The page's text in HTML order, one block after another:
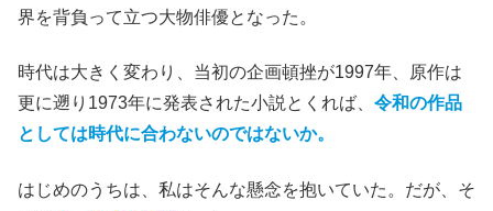
界を背負って立つ大物俳優となった。
時代は大きく変わり、当初の企画頓挫が1997年、原作は
更に遡り1973年に発表された小説とくれば、 令和の作品
としては時代に合わないのではないか。
はじめのうちは、私はそんな懸念を抱いていた。だが、そ